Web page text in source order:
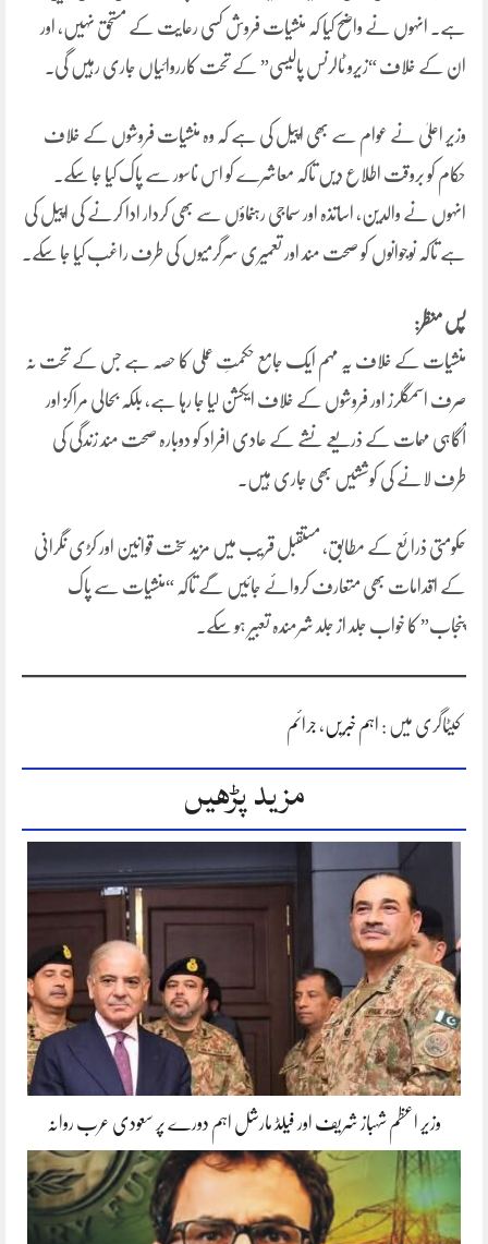
ہے۔ انہوں نے واضح کیا کہ منشیات فروش کسی رعایت کے مستحق نہیں، اور
ان کے خلاف “زیرو ٹالرنس پالیسی” کے تحت کارروائیاں جاری رہیں گی۔
وزیر اعلیٰ نے عوام سے بھی اپیل کی ہے کہ وہ منشیات فروشوں کے خلاف
حکام کو بروقت اطلاع دیں تاکہ معاشرے کو اس ناسور سے پاک کیا جا سکے۔
انہوں نے والدین، اساتذہ اور سماجی رہنماؤں سے بھی کردار ادا کرنے کی اپیل کی
ہے تاکہ نوجوانوں کو صحت مند اور تعمیری سرگرمیوں کی طرف راغب کیا جا سکے۔
پس منظر:
منشیات کے خلاف یہ مہم ایک جامع حکمتِ عملی کا حصہ ہے جس کے تحت نہ
صرف اسمگلرز اور فروشوں کے خلاف ایکشن لیا جا رہا ہے، بلکہ بحالی مراکز اور
آگاہی مہمات کے ذریعے نشے کے عادی افراد کو دوبارہ صحت مند زندگی کی
طرف لانے کی کوششیں بھی جاری ہیں۔
حکومتی ذرائع کے مطابق، مستقبل قریب میں مزید سخت قوانین اور کڑی نگرانی
کے اقدامات بھی متعارف کروائے جائیں گے تاکہ “منشیات سے پاک
پنجاب” کا خواب جلد از جلد شرمندہ تعبیر ہو سکے۔
کیٹاگری میں : اہم خبریں ، جرائم
مزید پڑھیں
وزیر اعظم شہباز شریف اور فیلڈ مارشل اہم دورے پر سعودی عرب روانہ